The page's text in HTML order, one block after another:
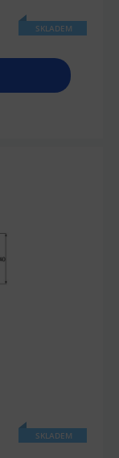
SKLADEM
SKLADEM